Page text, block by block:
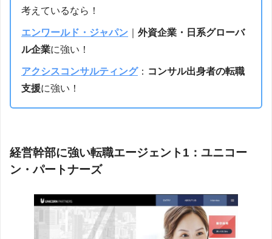
考えているなら！
エンワールド・ジャパン ｜外資企業・日系グローバ
ル企業に強い！
アクシスコンサルティング： コンサル出身者の転職
支援に強い！
経営幹部に強い転職エージェント1：ユニコー
ン・パートナーズ